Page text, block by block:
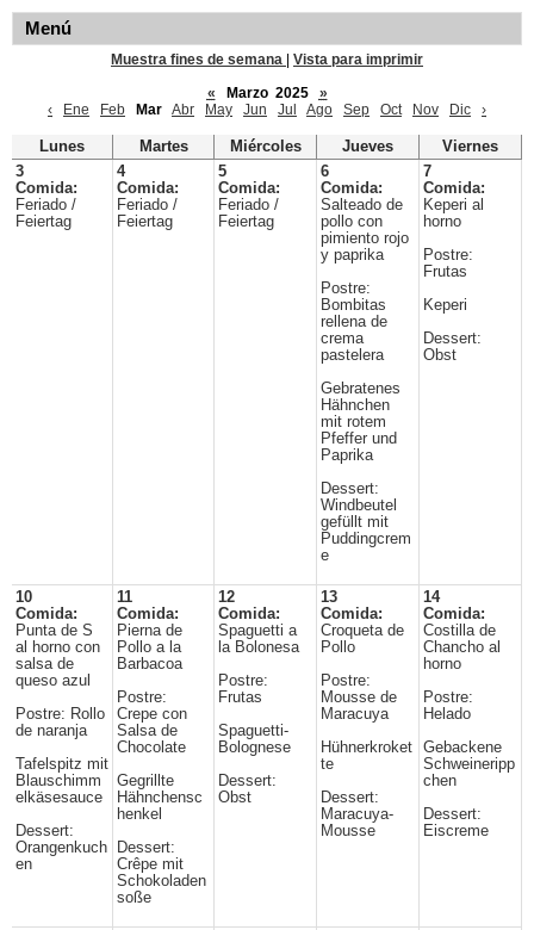
Menú
Muestra fines de semana
Vista para imprimir
«
Marzo 2025
»
‹
Ene Feb Mar Abr May Jun Jul Ago Sep Oct Nov Dic ›
Lunes Martes Miércoles Jueves
Viernes
3
Comida:
Feriado /
Feiertag
4
Comida:
Feriado /
Feiertag
5
Comida:
Feriado /
Feiertag
6
Comida:
Salteado de
pollo con
pimiento rojo
y paprika
Postre:
Bombitas
rellena de
crema
pastelera
Gebratenes
Hähnchen
mit rotem
Pfeffer und
Paprika
Dessert:
Windbeutel
gefüllt mit
Puddingcrem
e
7
Comida:
Keperi al
horno
Postre:
Frutas
Keperi
Dessert:
Obst
10
Comida:
Punta de S
al horno con
salsa de
queso azul
Postre: Rollo
de naranja
Tafelspitz mit
Blauschimm
elkäsesauce
Dessert:
Orangenkuch
en
11
Comida:
Pierna de
Pollo a la
Barbacoa
Postre:
Crepe con
Salsa de
Chocolate
Gegrillte
Hähnchensc
henkel
Dessert:
Crêpe mit
Schokoladen
soße
12
Comida:
Spaguetti a
la Bolonesa
Postre:
Frutas
Spaguetti-
Bolognese
Dessert:
Obst
13
Comida:
Croqueta de
Pollo
Postre:
Mousse de
Maracuya
Hühnerkroket
te
Dessert:
Maracuya-
Mousse
14
Comida:
Costilla de
Chancho al
horno
Postre:
Helado
Gebackene
Schweineripp
chen
Dessert:
Eiscreme